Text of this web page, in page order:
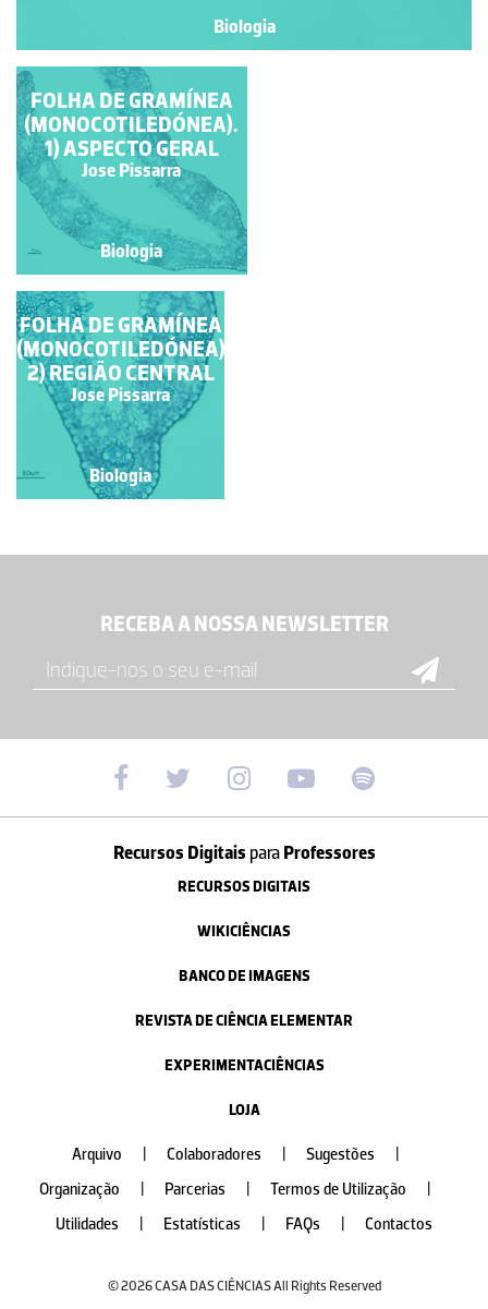
Biologia
BAINHA
PERIVASCULAR EM
PLANTAS C4 -
ANATOMIA DE
KRANZ.
Jose Pissarra
Biologia
FOLHA DE GRAMÍNEA
(MONOCOTILEDÓNEA).
1) ASPECTO GERAL
Jose Pissarra
Biologia
FOLHA DE GRAMÍNEA
(MONOCOTILEDÓNEA).
2) REGIÃO CENTRAL
Jose Pissarra
Biologia
RECEBA A NOSSA NEWSLETTER
Recursos Digitais paraProfessores
RECURSOS DIGITAIS
WIKICIÊNCIAS
BANCO DE IMAGENS
REVISTA DE CIÊNCIA ELEMENTAR
EXPERIMENTACIÊNCIAS
LOJA
Arquivo Colaboradores Sugestões
Organização
Parcerias Termos de Utilização
Utilidades
Estatísticas FAQs Contactos
© 2026 CASA DAS CIÊNCIAS All Rights Reserved